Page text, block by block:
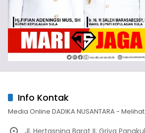
Info Kontak
Media Online DADIKA NUSANTARA -
Jl. Hertasning Barat II, Griya